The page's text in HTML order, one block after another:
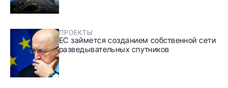
ПРОЕКТЫ
ЕС займется созданием собственной сети
разведывательных спутников